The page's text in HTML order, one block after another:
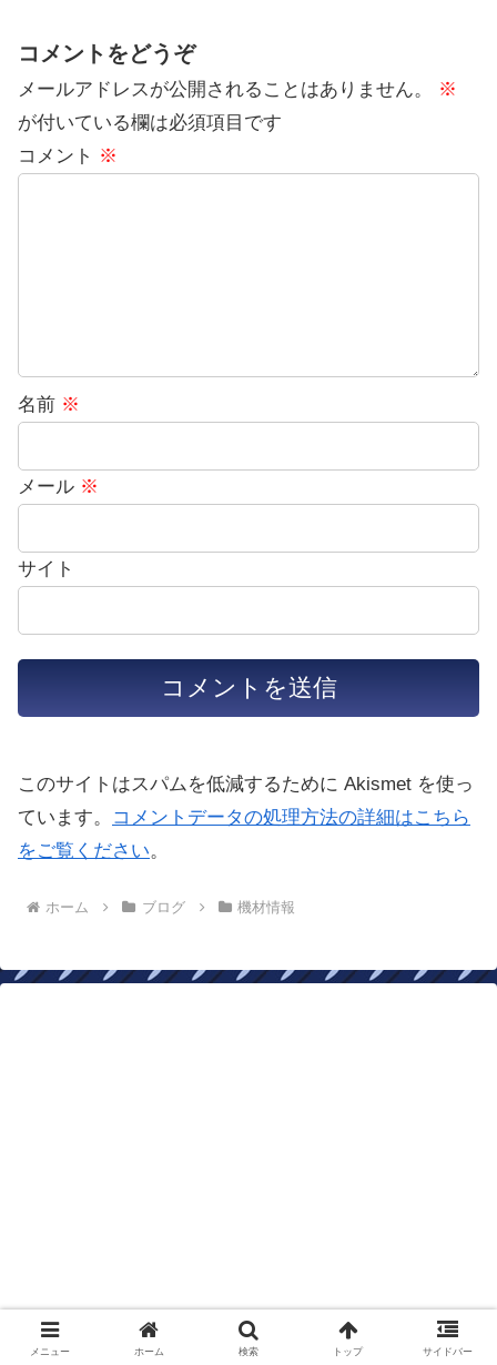
コメントをどうぞ
メールアドレスが公開されることはありません。
※
が付いている欄は必須項目です
コメント ※
名前 ※
メール ※
サイト
このサイトはスパムを低減するために Akismet を使っ
ています。
コメントデータの処理方法の詳細はこちら
をご覧ください。
ホーム ブログ 機材情報
メニュー ホーム 検索 トップ サイドバー